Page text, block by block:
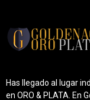
Has llegado al lugar
en ORO & PLATA. En